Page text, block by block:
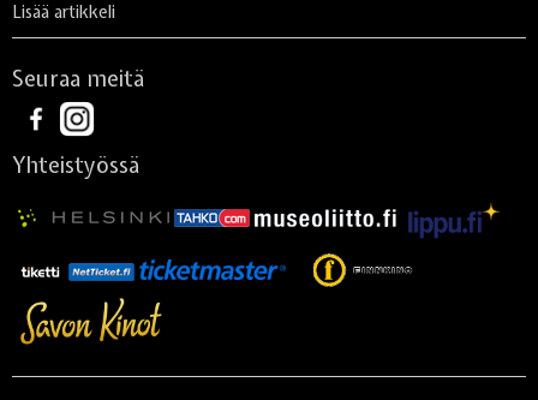
Lisää artikkeli
Seuraa meitä
Yhteistyössä